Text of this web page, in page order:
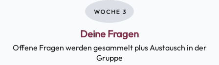
Deine Fragen
Offene Fragen werden gesammelt plus Austausch in der
Gruppe